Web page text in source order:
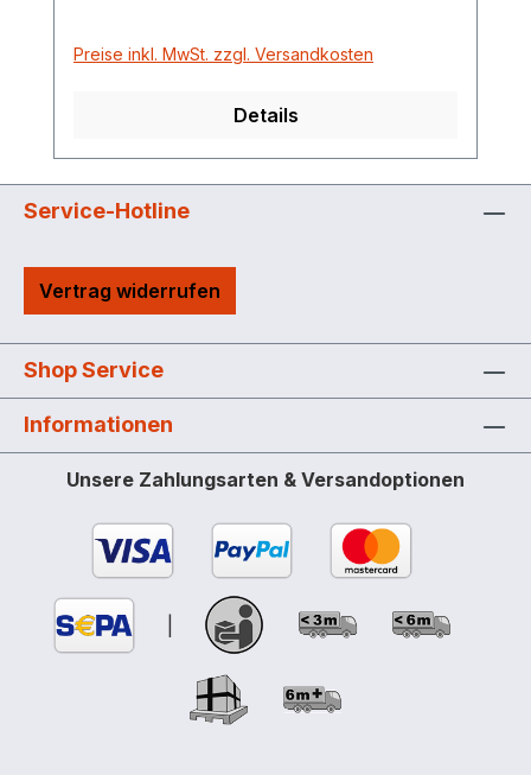
Preise inkl. MwSt. zzgl. Versandkosten
Details
Service-Hotline
Vertrag widerrufen
Shop Service
Informationen
Unsere Zahlungsarten & Versandoptionen